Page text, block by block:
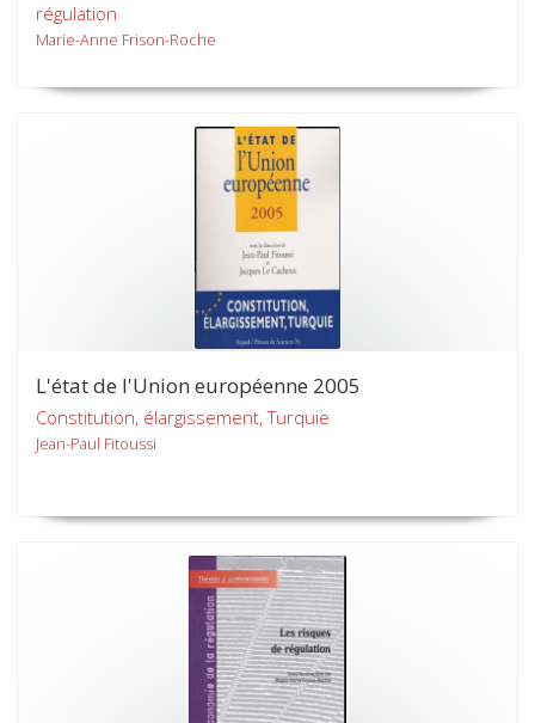
régulation
Marie-Anne Frison-Roche
L'état de l'Union européenne 2005
Constitution, élargissement, Turquie
Jean-Paul Fitoussi